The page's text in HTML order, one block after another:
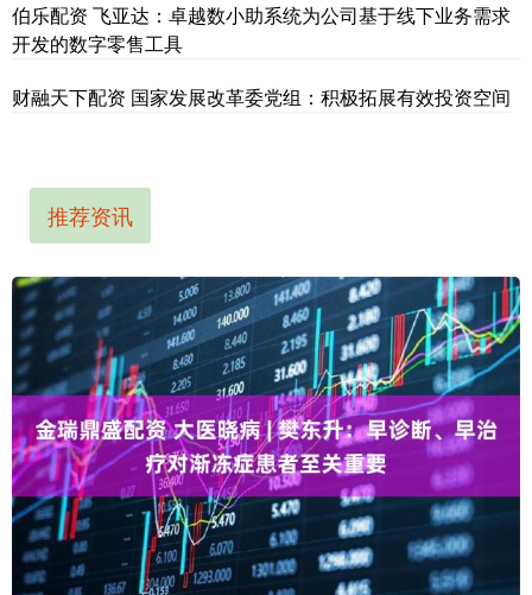
伯乐配资 飞亚达：卓越数小助系统为公司基于线下业务需求
开发的数字零售工具
财融天下配资 国家发展改革委党组：积极拓展有效投资空间
推荐资讯